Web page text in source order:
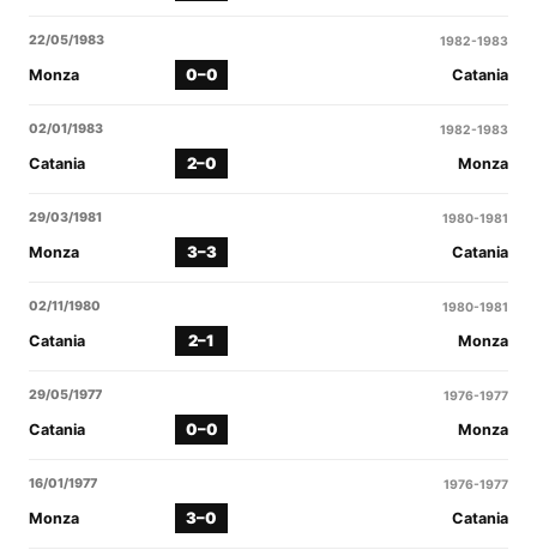
22/05/1983
Monza 0–0 Catania
1982-1983
02/01/1983
Catania 2–0 Monza
1982-1983
29/03/1981
Monza 3–3 Catania
1980-1981
02/11/1980
Catania 2–1 Monza
1980-1981
29/05/1977
Catania 0–0 Monza
1976-1977
16/01/1977
Monza 3–0 Catania
1976-1977